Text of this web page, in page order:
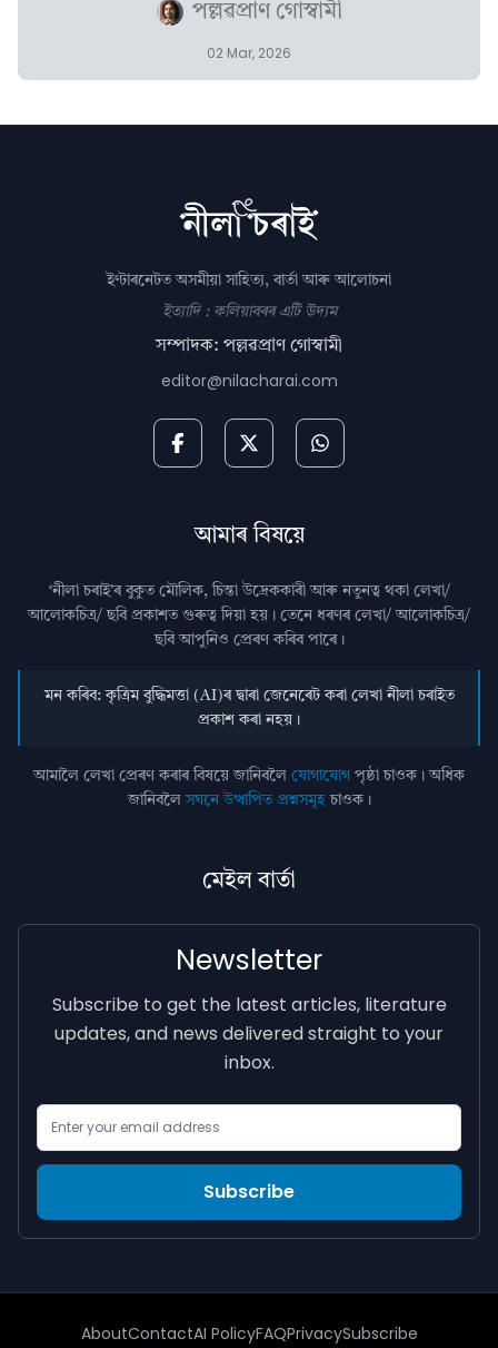
পল্লৱপ্ৰাণ গোস্বামী
02 Mar, 2026
ইণ্টাৰনেটত অসমীয়া সাহিত্য, বাৰ্তা আৰু আলোচনা
ইত্যাদি : কলিয়াবৰৰ এটি উদ্যম
সম্পাদক: পল্লৱপ্ৰাণ গোস্বামী
editor@nilacharai.com
আমাৰ বিষয়ে
‘নীলা চৰাই’ৰ বুকুত মৌলিক, চিন্তা উদ্রেককাৰী আৰু নতুনত্ব থকা লেখা/
আলোকচিত্ৰ/ ছবি প্রকাশত গুৰুত্ব দিয়া হয়। তেনে ধৰণৰ লেখা/ আলোকচিত্ৰ/
ছবি আপুনিও প্রেৰণ কৰিব পাৰে।
মন কৰিব: কৃত্ৰিম বুদ্ধিমত্তা (AI)ৰ দ্বাৰা জেনেৰেট কৰা লেখা নীলা চৰাইত
প্ৰকাশ কৰা নহয়।
আমালৈ লেখা প্ৰেৰণ কৰাৰ বিষয়ে জানিবলৈ যোগাযোগ পৃষ্ঠা চাওক। অধিক
জানিবলৈসঘনে উত্থাপিত প্ৰশ্নসমূহচাওক।
মেইল বাৰ্তা
Newsletter
Subscribe to get the latest articles, literature
updates, and news delivered straight to your
inbox.
Subscribe
AboutContactAI PolicyFAQPrivacySubscribe